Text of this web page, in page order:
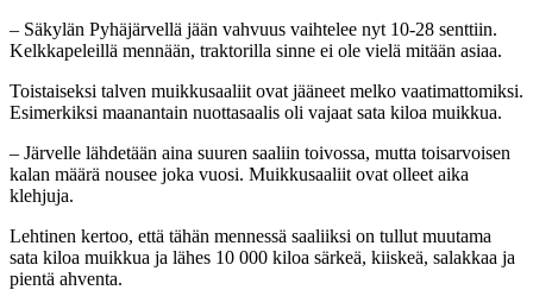
– Säkylän Pyhäjärvellä jään vahvuus vaihtelee nyt 10-28 senttiin.
Kelkkapeleillä mennään, traktorilla sinne ei ole vielä mitään asiaa.
Toistaiseksi talven muikkusaaliit ovat jääneet melko vaatimattomiksi.
Esimerkiksi maanantain nuottasaalis oli vajaat sata kiloa muikkua.
– Järvelle lähdetään aina suuren saaliin toivossa, mutta toisarvoisen
kalan määrä nousee joka vuosi. Muikkusaaliit ovat olleet aika
klehjuja.
Lehtinen kertoo, että tähän mennessä saaliiksi on tullut muutama
sata kiloa muikkua ja lähes 10 000 kiloa särkeä, kiiskeä, salakkaa ja
pientä ahventa.